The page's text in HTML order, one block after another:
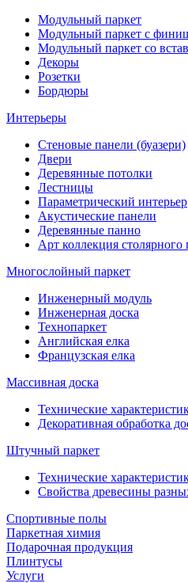
Модульный паркет
Модульный паркет с
Модульный паркет со
Декоры
Розетки
Бордюры
Интерьеры
Стеновые панели (буазери)
Двери
Деревянные потолки
Лестницы
Параметрический интерьер
Акустические панели
Деревянные панно
Арт коллекция столярного
Многослойный паркет
Инженерный модуль
Инженерная доска
Технопаркет
Английская елка
Французская елка
Массивная доска
Технические
Декоративная обработка
Штучный паркет
Технические
Свойства древесины
Спортивные полы
Паркетная химия
Подарочная продукция
Плинтусы
Услуги